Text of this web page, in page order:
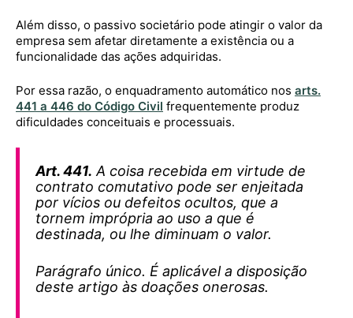
Além disso, o passivo societário pode atingir o valor da
empresa sem afetar diretamente a existência ou a
funcionalidade das ações adquiridas.
Por essa razão, o enquadramento automático nos arts.
441 a 446 do Código Civil frequentemente produz
dificuldades conceituais e processuais.
Art. 441. A coisa recebida em virtude de
contrato comutativo pode ser enjeitada
por vícios ou defeitos ocultos, que a
tornem imprópria ao uso a que é
destinada, ou lhe diminuam o valor.
Parágrafo único. É aplicável a disposição
deste artigo às doações onerosas.